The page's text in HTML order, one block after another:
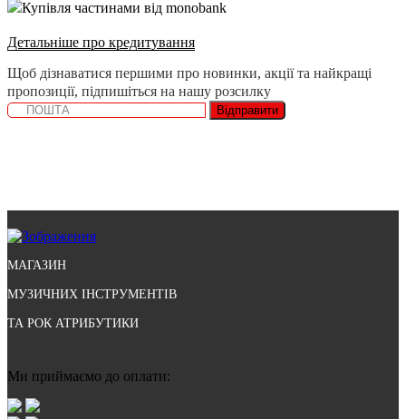
Купівля частинами від monobank
Детальніше про кредитування
Щоб дізнаватися першими про новинки, акції та найкращі
пропозиції, підпишіться на нашу розсилку
Відправити
МАГАЗИН
МУЗИЧНИХ ІНСТРУМЕНТІВ
ТА РОК АТРИБУТИКИ
Ми приймаємо до оплати: